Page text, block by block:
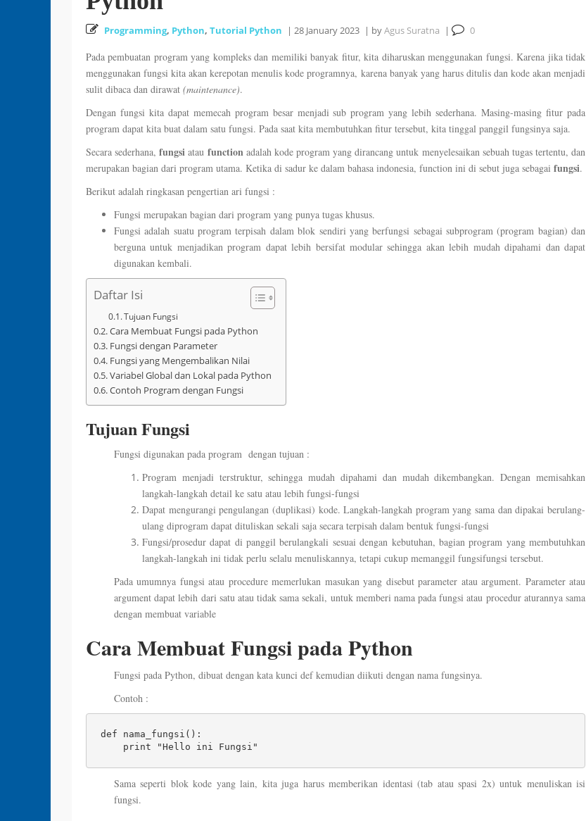
Programming, Python, Tutorial Python | 28 January 2023 | byAgus Suratna | 0
Pada pembuatan program yang kompleks dan memiliki banyak fitur, kita diharuskan menggunakan fungsi. Karena jika tidak
menggunakan fungsi kita akan kerepotan menulis kode programnya, karena banyak yang harus ditulis dan kode akan menjadi
sulit dibaca dan dirawat (maintenance).
Dengan fungsi kita dapat memecah program besar menjadi sub program yang lebih sederhana. Masing-masing fitur pada
program dapat kita buat dalam satu fungsi. Pada saat kita membutuhkan fitur tersebut, kita tinggal panggil fungsinya saja.
Secara sederhana,fungsi atau function adalah kode program yang dirancang untuk menyelesaikan sebuah tugas tertentu, dan
merupakan bagian dari program utama. Ketika di sadur ke dalam bahasa indonesia, function ini di sebut juga sebagai fungsi.
Berikut adalah ringkasan pengertian ari fungsi :
Fungsi merupakan bagian dari program yang punya tugas khusus.
Fungsi adalah suatu program terpisah dalam blok sendiri yang berfungsi sebagai subprogram (program bagian) dan
berguna untuk menjadikan program dapat lebih bersifat modular sehingga akan lebih mudah dipahami dan dapat
digunakan kembali.
Daftar Isi
Tujuan Fungsi
Cara Membuat Fungsi pada Python
Fungsi dengan Parameter
Fungsi yang Mengembalikan Nilai
Variabel Global dan Lokal pada Python
Contoh Program dengan Fungsi
Tujuan Fungsi
Fungsi digunakan pada program dengan tujuan :
Program menjadi terstruktur, sehingga mudah dipahami dan mudah dikembangkan. Dengan memisahkan
langkah-langkah detail ke satu atau lebih fungsi-fungsi
Dapat mengurangi pengulangan (duplikasi) kode. Langkah-langkah program yang sama dan dipakai berulang-
ulang diprogram dapat dituliskan sekali saja secara terpisah dalam bentuk fungsi-fungsi
Fungsi/prosedur dapat di panggil berulangkali sesuai dengan kebutuhan, bagian program yang membutuhkan
langkah-langkah ini tidak perlu selalu menuliskannya, tetapi cukup memanggil fungsifungsi tersebut.
Pada umumnya fungsi atau procedure memerlukan masukan yang disebut parameter atau argument. Parameter atau
argument dapat lebih dari satu atau tidak sama sekali, untuk memberi nama pada fungsi atau procedur aturannya sama
dengan membuat variable
Cara Membuat Fungsi pada Python
Fungsi pada Python, dibuat dengan kata kunci def kemudian diikuti dengan nama fungsinya.
Contoh :
def nama_fungsi():
    print "Hello ini Fungsi"
Sama seperti blok kode yang lain, kita juga harus memberikan identasi (tab atau spasi 2x) untuk menuliskan isi
fungsi.